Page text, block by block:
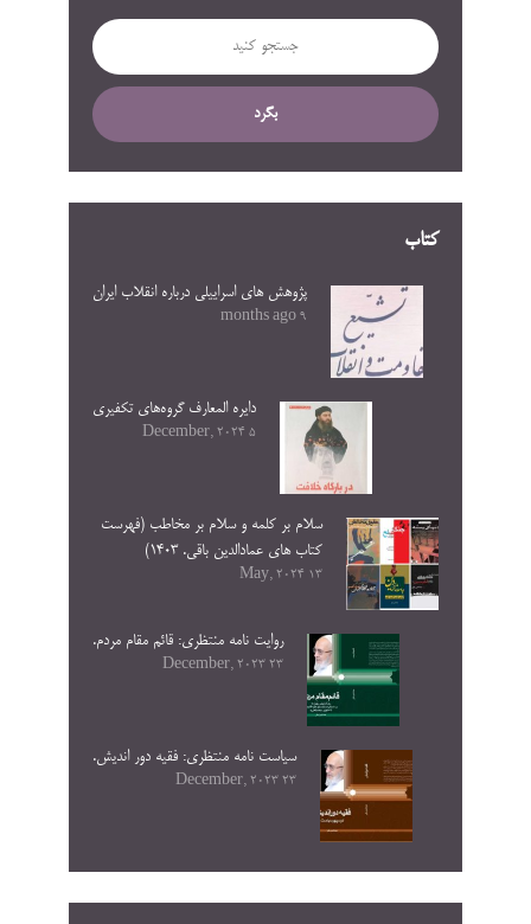
بگرد
کتاب
پژوهش های اسراییلی درباره انقلاب ایران
9 months ago
دایره المعارف گروه‌های تکفیری
5 December, 2024
سلام بر کلمه و سلام بر مخاطب (فهرست
کتاب های عمادالدین باقی. ۱۴۰۳)
13 May, 2024
روایت نامه منتظری: قائم مقام مردم.
23 December, 2023
سیاست نامه منتظری: فقیه دور اندیش.
23 December, 2023